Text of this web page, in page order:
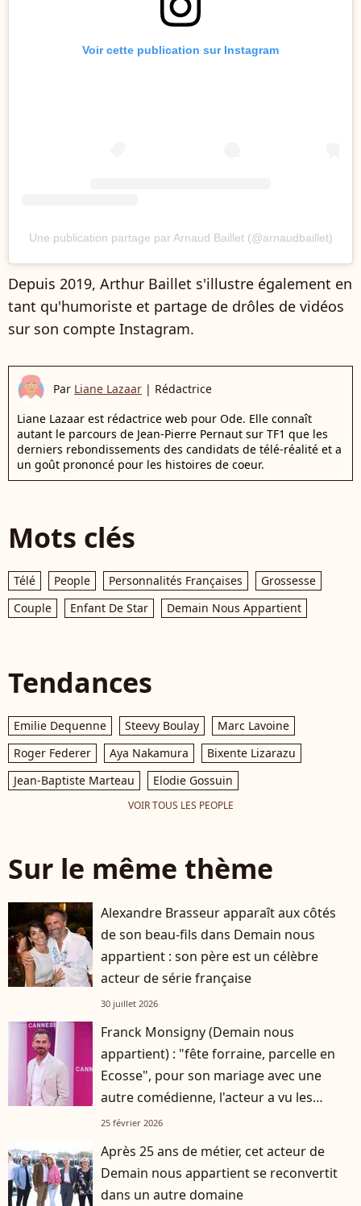
Voir cette publication sur Instagram
Une publication partage par Arnaud Baillet (@arnaudbaillet)
Depuis 2019, Arthur Baillet s'illustre également en
tant qu'humoriste et partage de drôles de vidéos
sur son compte Instagram.
Par Liane Lazaar | Rédactrice
Liane Lazaar est rédactrice web pour Ode. Elle connaît
autant le parcours de Jean-Pierre Pernaut sur TF1 que les
derniers rebondissements des candidats de télé-réalité et a
un goût prononcé pour les histoires de coeur.
Mots clés
Télé People Personnalités Françaises
Grossesse
Couple
Enfant De Star Demain Nous Appartient
Tendances
Emilie Dequenne Steevy Boulay
Marc Lavoine
Roger Federer
Aya Nakamura
Bixente Lizarazu
Jean-Baptiste Marteau
Elodie Gossuin
VOIR TOUS LES PEOPLE
Sur le même thème
Alexandre Brasseur apparaît aux côtés
de son beau-fils dans Demain nous
appartient : son père est un célèbre
acteur de série française
30 juillet 2026
Franck Monsigny (Demain nous
appartient) : "fête forraine, parcelle en
Ecosse", pour son mariage avec une
autre comédienne, l'acteur a vu les
choses en grand
25 février 2026
Après 25 ans de métier, cet acteur de
Demain nous appartient se reconvertit
dans un autre domaine